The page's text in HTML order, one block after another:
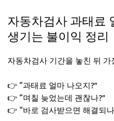
자동차검사 과태료
생기는 불이익 정리
자동차검사 기간을 놓친 뒤
👉 “과태료 얼마 나오지?”
👉 “며칠 늦었는데 괜찮나?”
👉 “바로 검사받으면 해결되나